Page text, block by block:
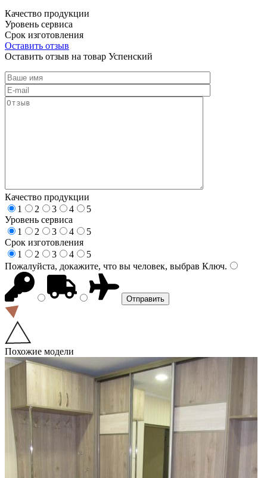
Качество продукции
Уровень сервиса
Срок изготовления
Оставить отзыв
Оставить отзыв на товар Успенский
Качество продукции
1
2 3 4
5
Уровень сервиса
1
2 3 4
5
Срок изготовления
1
2 3 4
5
Пожалуйста, докажите, что вы человек, выбрав Ключ.
Похожие модели